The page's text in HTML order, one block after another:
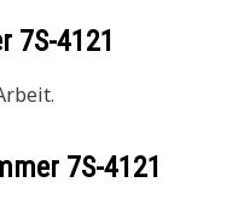
7S-4121
7S-4121